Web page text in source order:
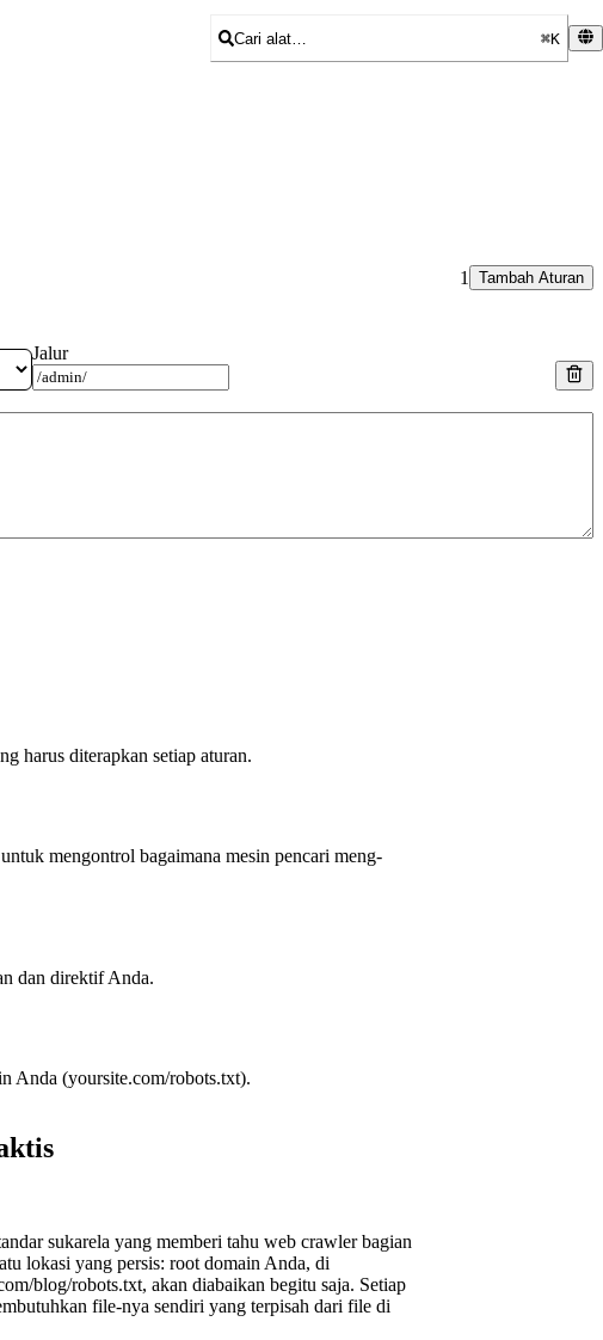
Cari alat… ⌘K
1 Tambah Aturan
Jalur
harus diterapkan setiap aturan.
mengontrol bagaimana mesin pencari meng-
dan direktif Anda.
Anda (yoursite.com/robots.txt).
sukarela yang memberi tahu web crawler bagian
lokasi yang persis: root domain Anda, di
blog/robots.txt, akan diabaikan begitu saja. Setiap
file-nya sendiri yang terpisah dari file di